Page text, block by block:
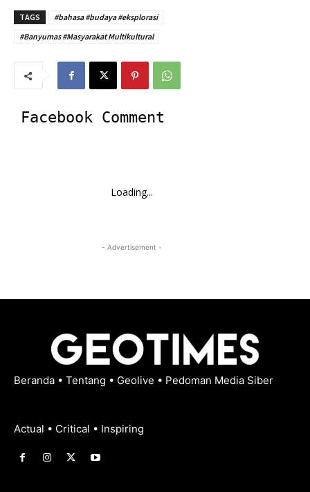
TAGS
#bahasa #budaya #eksplorasi
#Banyumas #Masyarakat Multikultural
Facebook Comment
Loading...
- Advertisement -
Beranda • Tentang • Geolive • Pedoman Media Siber
Actual • Critical • Inspiring